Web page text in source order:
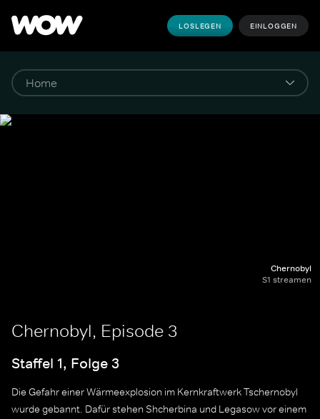
LOSLEGEN EINLOGGEN
Chernobyl
S1 streamen
Chernobyl, Episode 3
Staffel 1, Folge 3
Die Gefahr einer Wärmeexplosion im Kernkraftwerk Tschernobyl
wurde gebannt. Dafür stehen Shcherbina und Legasow vor einem